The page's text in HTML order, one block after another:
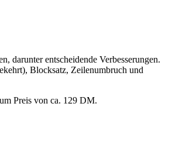
darunter entscheidende Verbesserungen.
Blocksatz, Zeilenumbruch und
Preis von ca. 129 DM.